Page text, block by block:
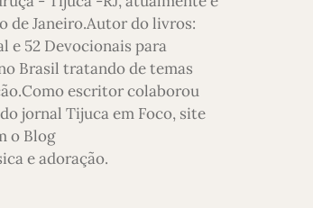
de Janeiro.Autor do livros:
e 52 Devocionais para
Brasil tratando de temas
escritor colaborou
jornal Tijuca em Foco, site
o Blog
e adoração.